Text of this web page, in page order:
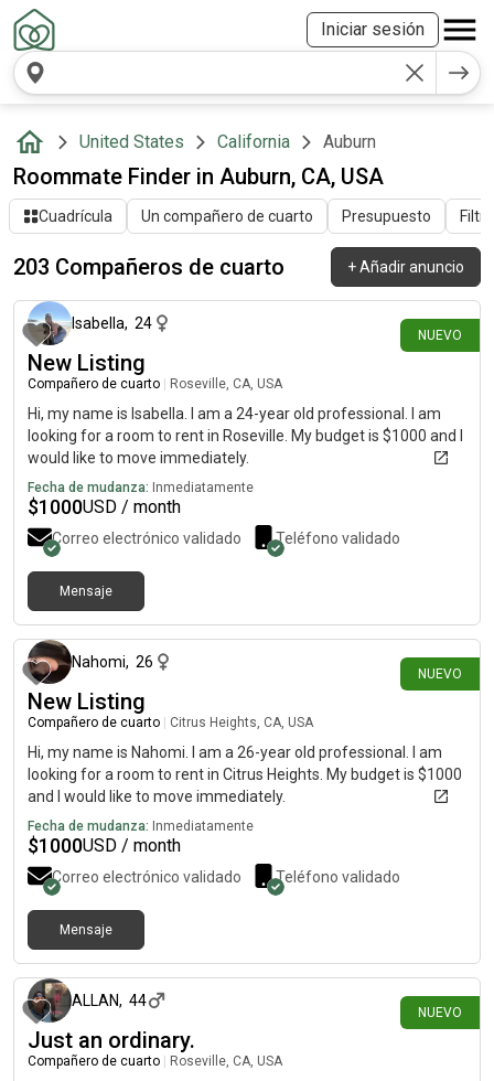
Iniciar sesión
United States California Auburn
Roommate Finder in Auburn, CA, USA
Cuadrícula Un compañero de cuarto Presupuesto
203 Compañeros de cuarto +Añadir anuncio
NUEVO
hace alrededor de 7 horas
Isabella, 24
New Listing
Compañero de cuarto Roseville, CA, USA
Hi, my name is Isabella. I am a 24-year old professional. I am
looking for a room to rent in Roseville. My budget is $1000 and I
would like to move immediately.
Fecha de mudanza: Inmediatamente
$1000USD / month
Correo electrónico validado Teléfono validado
Mensaje
NUEVO
Nahomi, 26
New Listing
Compañero de cuarto Citrus Heights, CA, USA
Hi, my name is Nahomi. I am a 26-year old professional. I am
looking for a room to rent in Citrus Heights. My budget is $1000
and I would like to move immediately.
Fecha de mudanza: Inmediatamente
$1000USD / month
Correo electrónico validado Teléfono validado
Mensaje
NUEVO
ALLAN, 44
Just an ordinary.
Compañero de cuarto Roseville, CA, USA